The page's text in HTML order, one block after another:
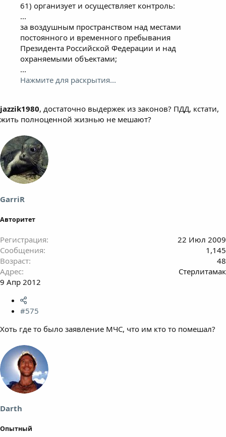
61) организует и осуществляет контроль:
...
за воздушным пространством над местами
постоянного и временного пребывания
Президента Российской Федерации и над
охраняемыми объектами;
...
Нажмите для раскрытия...
jazzik1980, достаточно выдержек из законов? ПДД, кстати,
жить полноценной жизнью не мешают?
GarriR
Авторитет
Регистрация
22 Июл 2009
Сообщения
1,145
Возраст
48
Адрес
Стерлитамак
9 Апр 2012
#575
Хоть где то было заявление МЧС, что им кто то помешал?
Darth
Опытный